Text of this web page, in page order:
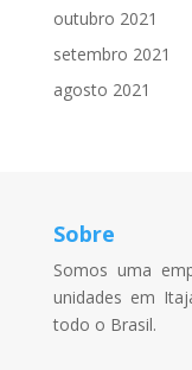
outubro 2021
setembro 2021
agosto 2021
Sobre
Somos uma
unidades em
todo o Brasil.